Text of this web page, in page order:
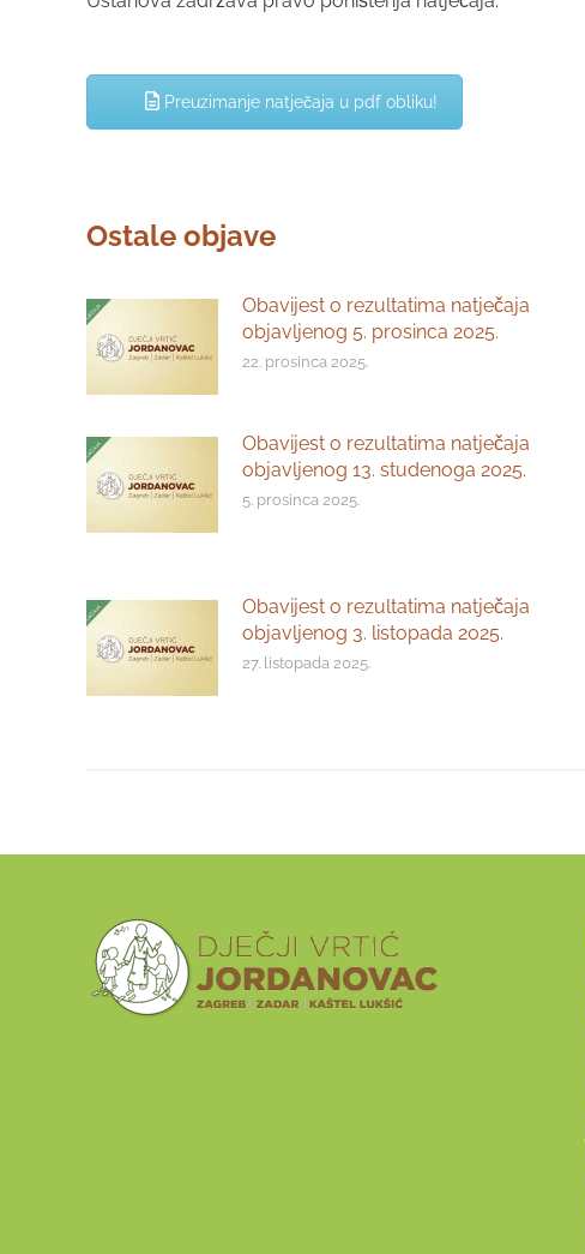
Preuzimanje natječaja u pdf obliku!
Ostale objave
Obavijest o rezultatima natječaja
objavljenog 5. prosinca 2025.
22. prosinca 2025.
Obavijest o rezultatima natječaja
objavljenog 13. studenoga 2025.
5. prosinca 2025.
Obavijest o rezultatima natječaja
objavljenog 3. listopada 2025.
27. listopada 2025.